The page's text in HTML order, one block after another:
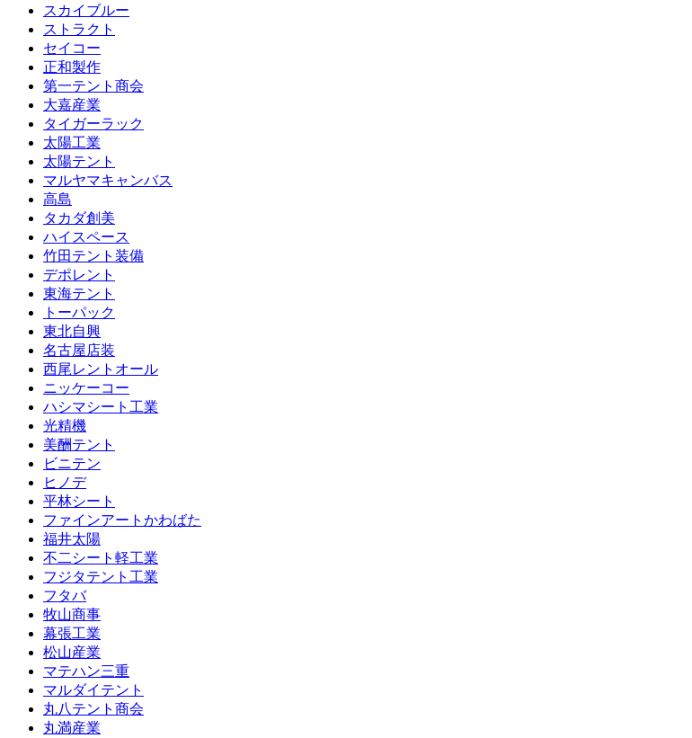
スカイブルー
ストラクト
セイコー
正和製作
第一テント商会
大嘉産業
タイガーラック
太陽工業
太陽テント
マルヤマキャンバス
高島
タカダ創美
ハイスペース
竹田テント装備
デポレント
東海テント
トーパック
東北自興
名古屋店装
西尾レントオール
ニッケーコー
ハシマシート工業
光精機
美酬テント
ビニテン
ヒノデ
平林シート
ファインアートかわばた
福井太陽
不二シート軽工業
フジタテント工業
フタバ
牧山商事
幕張工業
松山産業
マテハン三重
マルダイテント
丸八テント商会
丸満産業